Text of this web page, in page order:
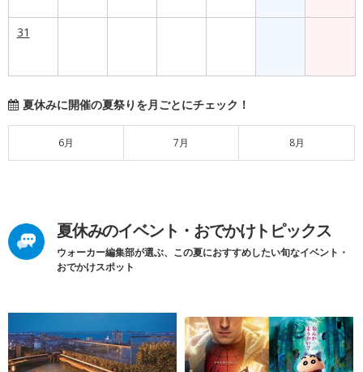
31
夏休みに開催の夏祭りを月ごとにチェック！
6月 7月 8月
夏休みのイベント・おでかけトピックス
ウォーカー編集部が選ぶ、この夏におすすめしたい旬なイベント・
おでかけスポット